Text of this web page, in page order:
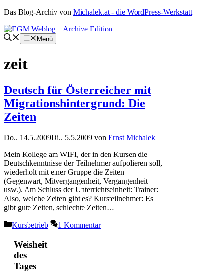
Zum
springen
Das Blog-Archiv von Michalek.at - die WordPress-Werkstatt
Menü
zeit
Deutsch für Österreicher mit
Migrationshintergrund: Die
Zeiten
Do.. 14.5.2009Di.. 5.5.2009 von Ernst Michalek
Mein Kollege am WIFI, der in den Kursen die
Deutschkenntnisse der Teilnehmer aufpolieren soll,
wiederholt mit einer Gruppe die Zeiten
(Gegenwart, Mitvergangenheit, Vergangenheit
usw.). Am Schluss der Unterrichtseinheit: Trainer:
Also, welche Zeiten gibt es? Kursteilnehmer: Es
gibt gute Zeiten, schlechte Zeiten…
Kategorien
Kursbetrieb 1 Kommentar
Weisheit
des
Tages